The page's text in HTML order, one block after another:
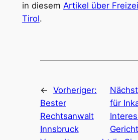
in diesem Artikel über
Tirol.
← Vorheriger:
Bester
Rechtsanwalt
Innsbruck
für